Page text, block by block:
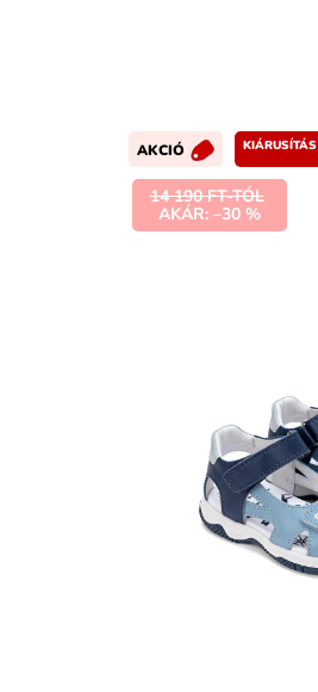
AKCIÓ KIÁRUSÍTÁS
14 190 FT-TÓL
AKÁR: –30 %